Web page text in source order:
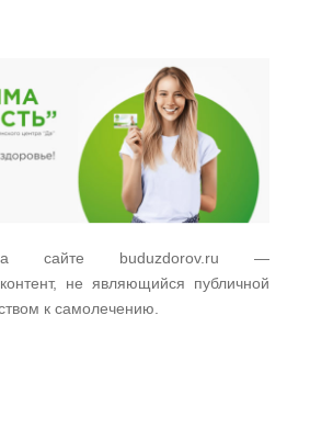
сайте buduzdorov.ru —
не являющийся публичной
к самолечению.